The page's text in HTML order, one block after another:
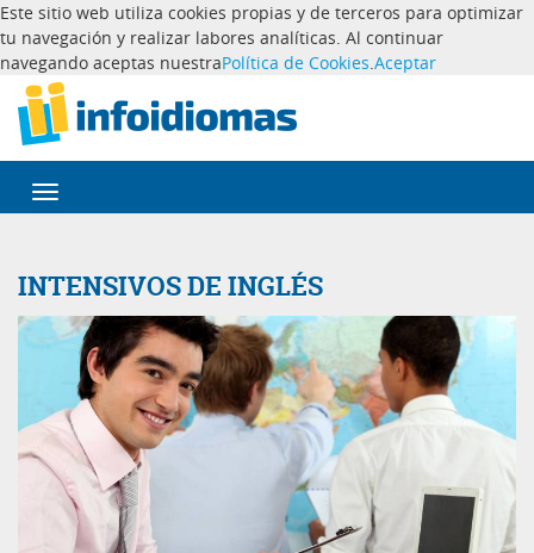
Este sitio web utiliza cookies propias y de terceros para optimizar
tu navegación y realizar labores analíticas. Al continuar
navegando aceptas nuestraPolítica de Cookies.Aceptar
Desplegar
navegación
INTENSIVOS DE INGLÉS